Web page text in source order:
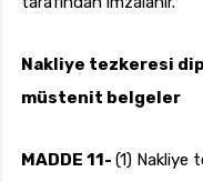
Nakliye tezkeresi
müstenit belgeler
MADDE 11- (1) Nakliye